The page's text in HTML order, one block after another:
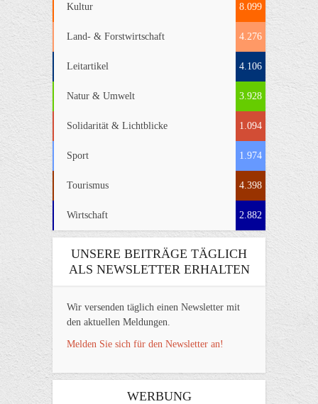
Kultur 8.099
Land- & Forstwirtschaft 4.276
Leitartikel 4.106
Natur & Umwelt 3.928
Solidarität & Lichtblicke 1.094
Sport 1.974
Tourismus 4.398
Wirtschaft 2.882
UNSERE BEITRÄGE TÄGLICH
ALS NEWSLETTER ERHALTEN
Wir versenden täglich einen Newsletter mit
den aktuellen Meldungen.
Melden Sie sich für den Newsletter an!
WERBUNG